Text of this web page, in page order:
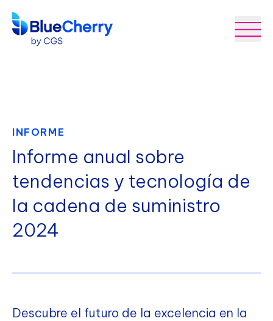
INFORME
Informe anual sobre
tendencias y tecnología de
la cadena de suministro
2024
Descubre el futuro de la excelencia en la